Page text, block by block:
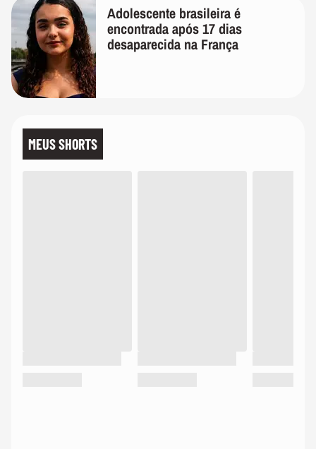
Adolescente brasileira é
encontrada após 17 dias
desaparecida na França
MEUS SHORTS